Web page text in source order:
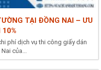
TẠI ĐỒNG NAI – ƯU
10%
phí dịch vụ thi công giấy dán
của...